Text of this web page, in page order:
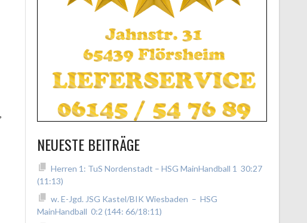
NEUESTE BEITRÄGE
Herren 1: TuS Nordenstadt – HSG MainHandball 1 30:27
(11:13)
w. E-Jgd. JSG Kastel/BIK Wiesbaden – HSG
MainHandball 0:2 (144: 66/18:11)